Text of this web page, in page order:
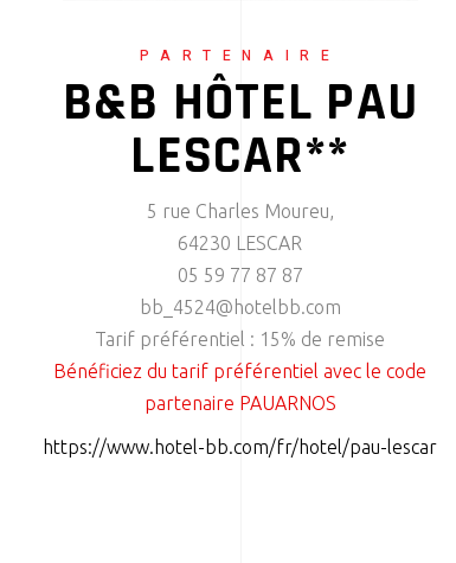
PARTENAIRE
B&B HÔTEL PAU
LESCAR**
5 rue Charles Moureu,
64230 LESCAR
05 59 77 87 87
bb_4524@hotelbb.com
Tarif préférentiel : 15% de remise
Bénéficiez du tarif préférentiel avec le code
partenaire PAUARNOS
https://www.hotel-bb.com/fr/hotel/pau-lescar